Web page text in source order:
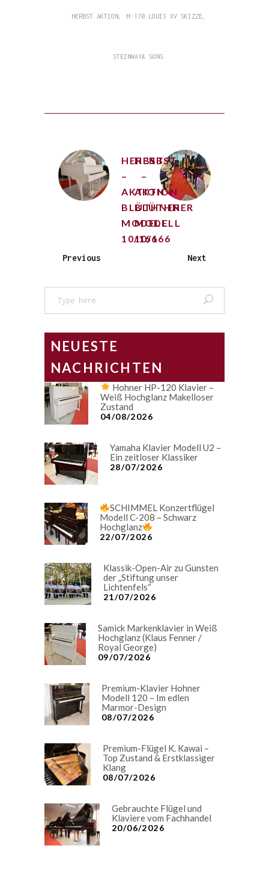
HERBST AKTION, M-170 LOUIS XV SKIZZE,
STEINWAY& SONS
HERBST
–
AKTION
BLÜTHNER
MODELL
10/166
Previous
HERBST
–
AKTION
BLÜTHNER
MODELL
10/166
Next
NEUESTE
NACHRICHTEN
Hohner HP-120 Klavier –
Weiß Hochglanz Makelloser
Zustand
04/08/2026
Yamaha Klavier Modell U2 –
Ein zeitloser Klassiker
28/07/2026
SCHIMMEL Konzertflügel
Modell C-208 – Schwarz
Hochglanz
22/07/2026
Klassik-Open-Air zu Gunsten
der „Stiftung unser
Lichtenfels“
21/07/2026
Samick Markenklavier in Weiß
Hochglanz (Klaus Fenner /
Royal George)
09/07/2026
Premium-Klavier Hohner
Modell 120 – Im edlen
Marmor-Design
08/07/2026
Premium-Flügel K. Kawai –
Top Zustand & Erstklassiger
Klang
08/07/2026
Gebrauchte Flügel und
Klaviere vom Fachhandel
20/06/2026